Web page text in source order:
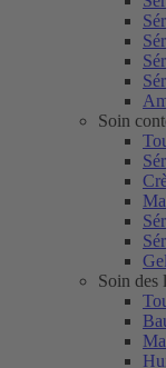
Soin
Soin des